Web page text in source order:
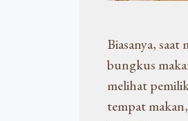
Biasanya, saat
bungkus
melihat
tempat